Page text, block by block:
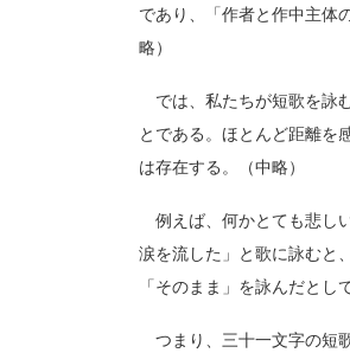
であり、「作者と作中主体
略）
では、私たちが短歌を詠
とである。ほとんど距離を
は存在する。（中略）
例えば、何かとても悲し
涙を流した」と歌に詠むと
「そのまま」を詠んだとし
つまり、三十一文字の短